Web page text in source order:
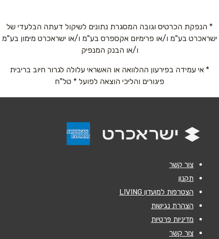
אנא חזרו אלי בקשר ל...
* הנפקת הכרטיס וגובה המסגרת נתונים לשיקול דעתה הבלעדי של
ישראכרט בע"מ ו/או פרימיום אקספרס בע"מ ו/או ישראכרט מימון בע"מ
ו/או הבנק המנפיק
* אי עמידה בפירעון ההלוואה או האשראי עלולה לגרור חיוב בריבית
פיגורים והליכי הוצאה לפועל * טל"ח
צור קשר
תקנון
הצטרפות למועדון LIVING
הצהרת נגישות
מדיניות פרטיות
צור קשר